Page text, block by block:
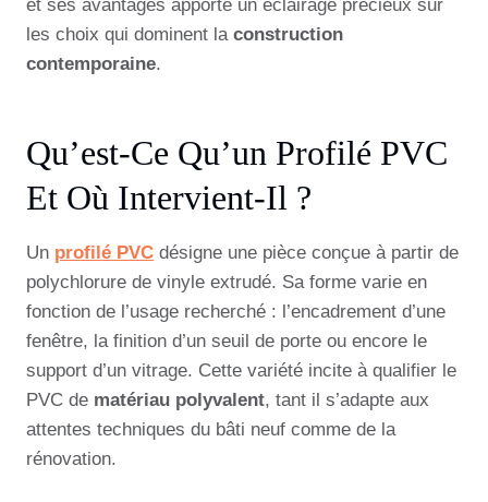
et ses avantages apporte un éclairage précieux sur
les choix qui dominent la construction
contemporaine.
Qu’est-Ce Qu’un Profilé PVC
Et Où Intervient-Il ?
Un profilé PVC désigne une pièce conçue à partir de
polychlorure de vinyle extrudé. Sa forme varie en
fonction de l’usage recherché : l’encadrement d’une
fenêtre, la finition d’un seuil de porte ou encore le
support d’un vitrage. Cette variété incite à qualifier le
PVC de matériau polyvalent, tant il s’adapte aux
attentes techniques du bâti neuf comme de la
rénovation.